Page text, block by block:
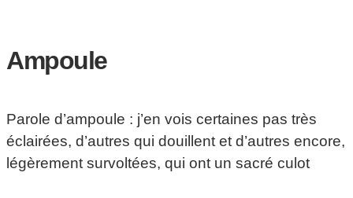
Ampoule
Parole d’ampoule : j’en vois certaines pas très
éclairées, d’autres qui douillent et d’autres encore,
légèrement survoltées, qui ont un sacré culot